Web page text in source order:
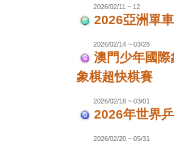
2026/02/11 ~ 12
2026亞洲單
2026/02/14 ~ 03/28
澳門少年國
象棋超快棋賽
2026/02/18 ~ 03/01
2026年世界
2026/02/20 ~ 05/31